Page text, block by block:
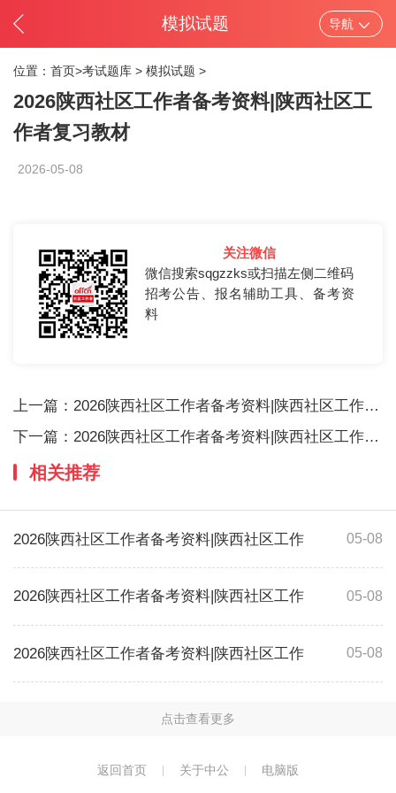
模拟试题 导航
位置： 首页>考试题库> 模拟试题 >
2026陕西社区工作者备考资料|陕西社区工
作者复习教材
2026-05-08
关注微信
微信搜索sqgzzks或扫描左侧二维码
招考公告、报名辅助工具、备考资
料
上一篇： 2026陕西社区工作者备考资料|陕西社区工作者
下一篇： 2026陕西社区工作者备考资料|陕西社区工作者
相关推荐
2026陕西社区工作者备考资料|陕西社区工作 05-08
2026陕西社区工作者备考资料|陕西社区工作 05-08
2026陕西社区工作者备考资料|陕西社区工作 05-08
点击查看更多
返回首页 关于中公 电脑版